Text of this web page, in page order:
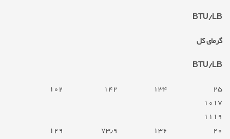
BTU/LB
گرمای کل
BTU/LB
۲۵ ۱۳۴ ۱۴۲
۱۰۲
۱۰۱۷
۱۱۱۹
۲۰
۱۳۶ ۷۳٫۹
۱۲۹